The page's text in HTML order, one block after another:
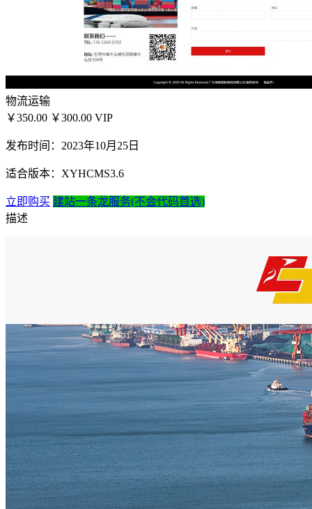
物流运输
￥350.00 ￥300.00 VIP
发布时间：2023年10月25日
适合版本：XYHCMS3.6
立即购买 建站一条龙服务(不会代码首选)
描述